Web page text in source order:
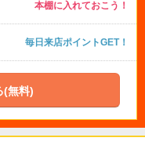
本棚に入れておこう！
毎日来店ポイントGET！
(無料)